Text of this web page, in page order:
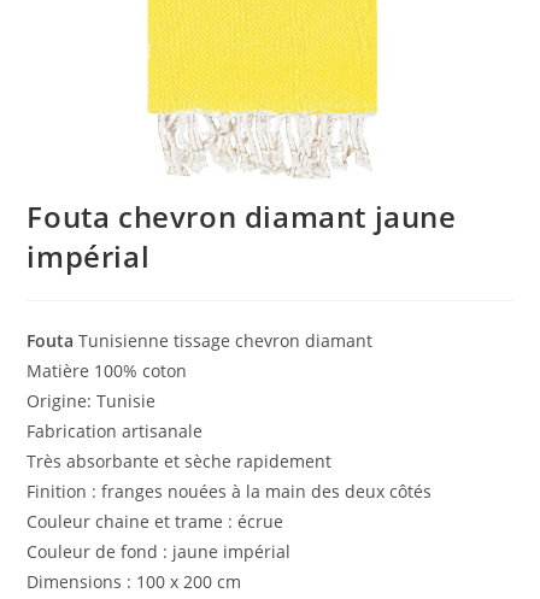
Fouta chevron diamant jaune
impérial
Fouta Tunisienne tissage chevron diamant
Matière 100% coton
Origine: Tunisie
Fabrication artisanale
Très absorbante et sèche rapidement
Finition : franges nouées à la main des deux côtés
Couleur chaine et trame : écrue
Couleur de fond : jaune impérial
Dimensions : 100 x 200 cm